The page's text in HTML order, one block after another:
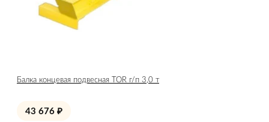
Балка концевая подвесная TOR г/п 3,0 т
43 676 ₽